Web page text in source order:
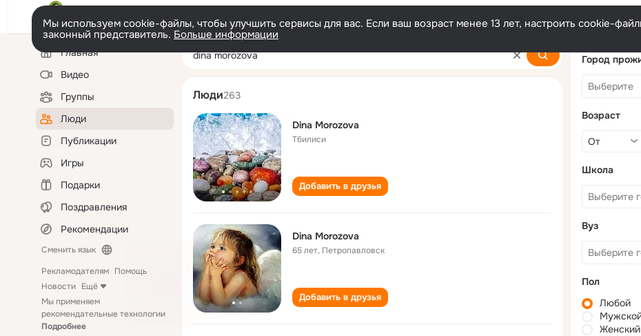
Мы используем cookie-файлы, чтобы улучшить сервисы для вас. Если ваш возраст менее 13 лет, настроить cookie-
законный представитель. Больше информации
Левая
колонкаГлавная
Видео
Группы
Люди
Публикации
Игры
Подарки
Поздравления
Рекомендации
Сменить язык
Рекламодателям Помощь
Новости Ещё
Мы применяем
рекомендательные технологии
Подробнее
dina morozova
Люди263
Dina Morozova
Тбилиси
Добавить в друзья
Dina Morozova
65 лет, Петропавловск
Добавить в друзья
Город
Возраст
Школа
Вуз
Пол
Любой
Женский